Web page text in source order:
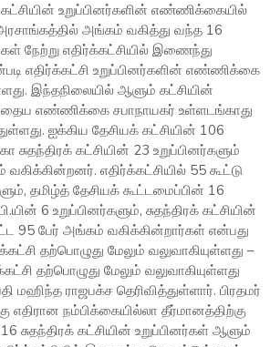
உறுப்பினர்களின் எண்ணிக்கையில்
அங்கம் வகித்து வந்த 16
நேற்று எதிர்க்கட்சியில் இணைந்து
எதிர்க்கட்சி உறுப்பினர்களின் எண்ணிக்கை
இந்தநிலையில் ஆளும் கட்சியின்
எண்ணிக்கை சபாநாயகர் உள்ளடங்காது
ஐக்கிய தேசியக் கட்சியின் 106
சுதந்திரக் கட்சியின் 23 உறுப்பினர்களும்
எதிர்க்கட்சியில் 55 கூட்டு
தமிழ்த் தேசியக் கூட்டமைப்பின் 16
6 உறுப்பினர்களும், சுதந்திரக் கட்சியின்
95 பேர் அங்கம் வகிக்கின்றார்கள் என்பது
தற்பொழுது மேலும் வலுவாகியுள்ளது –
தற்பொழுது மேலும் வலுவாகியுள்ளது
மஹிந்த ராஜபக்ச தெரிவித்துள்ளார். பிரதமர்
எதிரான நம்பிக்கையில்லா தீர்மானத்திற்கு
சுதந்திரக் கட்சியின் உறுப்பினர்கள் ஆளும்